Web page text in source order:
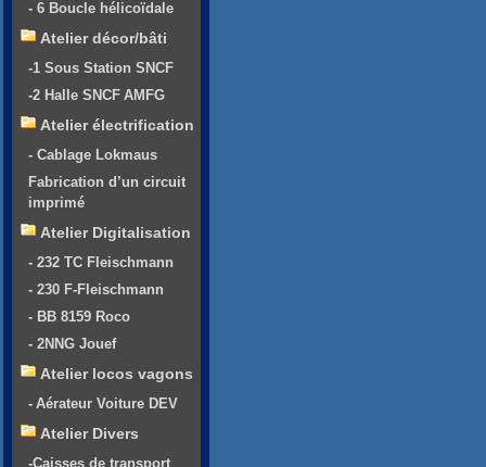
- 6 Boucle hélicoïdale
Atelier décor/bâti
-1 Sous Station SNCF
-2 Halle SNCF AMFG
Atelier électrification
- Cablage Lokmaus
Fabrication d’un circuit
imprimé
Atelier Digitalisation
- 232 TC Fleischmann
- 230 F-Fleischmann
- BB 8159 Roco
- 2NNG Jouef
Atelier locos vagons
- Aérateur Voiture DEV
Atelier Divers
-Caisses de transport